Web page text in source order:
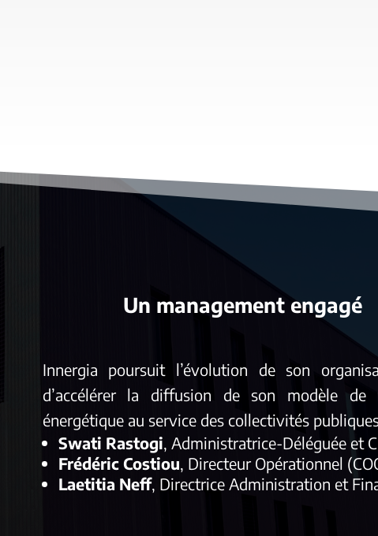
Un management engagé
Innergia poursuit l’évolution de son
d’accélérer la diffusion de son modèle de
énergétique au service des collectivités
Swati Rastogi , Administratrice-Déléguée et
Frédéric Costiou , Directeur Opérationnel
Laetitia Neff, Directrice Administration et